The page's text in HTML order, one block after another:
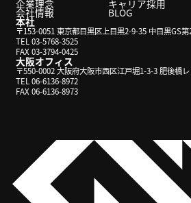
本社
〒153-0051 東京都目黒区上目黒2-9-35 中目黒GS第
TEL 03-5768-3525
FAX 03-3794-0425
大阪オフィス
〒550-0002 大阪府大阪市西区江戸堀1-3-3 肥後橋
TEL 06-6136-8972
FAX 06-6136-8973
企業理念
会社情報
キャリア採用
BLOG